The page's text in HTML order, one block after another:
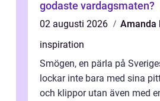
godaste vardagsmaten?
02 augusti 2026
Amanda
inspiration
Smögen, en pärla på
lockar inte bara med sina
och klippor utan även med